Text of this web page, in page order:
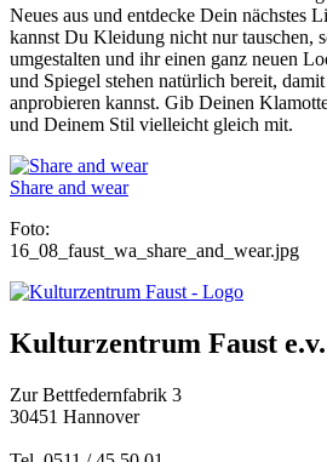
Neues aus und entdecke Dein nächstes
kannst Du Kleidung nicht nur tauschen,
umgestalten und ihr einen ganz neuen
und Spiegel stehen natürlich bereit,
anprobieren kannst. Gib Deinen
und Deinem Stil vielleicht gleich mit.
Share and wear
Foto:
16_08_faust_wa_share_and_wear.jpg
Kulturzentrum Faust e.v.
Zur Bettfedernfabrik 3
30451 Hannover